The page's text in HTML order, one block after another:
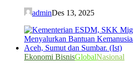
adminDes 13, 2025
Ekonomi BisnisGlobalNasional